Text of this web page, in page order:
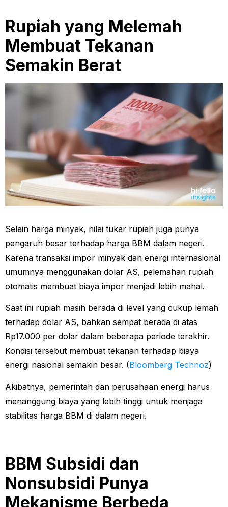
Rupiah yang Melemah
Membuat Tekanan
Semakin Berat
Selain harga minyak, nilai tukar rupiah juga punya
pengaruh besar terhadap harga BBM dalam negeri.
Karena transaksi impor minyak dan energi internasional
umumnya menggunakan dolar AS, pelemahan rupiah
otomatis membuat biaya impor menjadi lebih mahal.
Saat ini rupiah masih berada di level yang cukup lemah
terhadap dolar AS, bahkan sempat berada di atas
Rp17.000 per dolar dalam beberapa periode terakhir.
Kondisi tersebut membuat tekanan terhadap biaya
energi nasional semakin besar. (Bloomberg Technoz)
Akibatnya, pemerintah dan perusahaan energi harus
menanggung biaya yang lebih tinggi untuk menjaga
stabilitas harga BBM di dalam negeri.
BBM Subsidi dan
Nonsubsidi Punya
Mekanisme Berbeda